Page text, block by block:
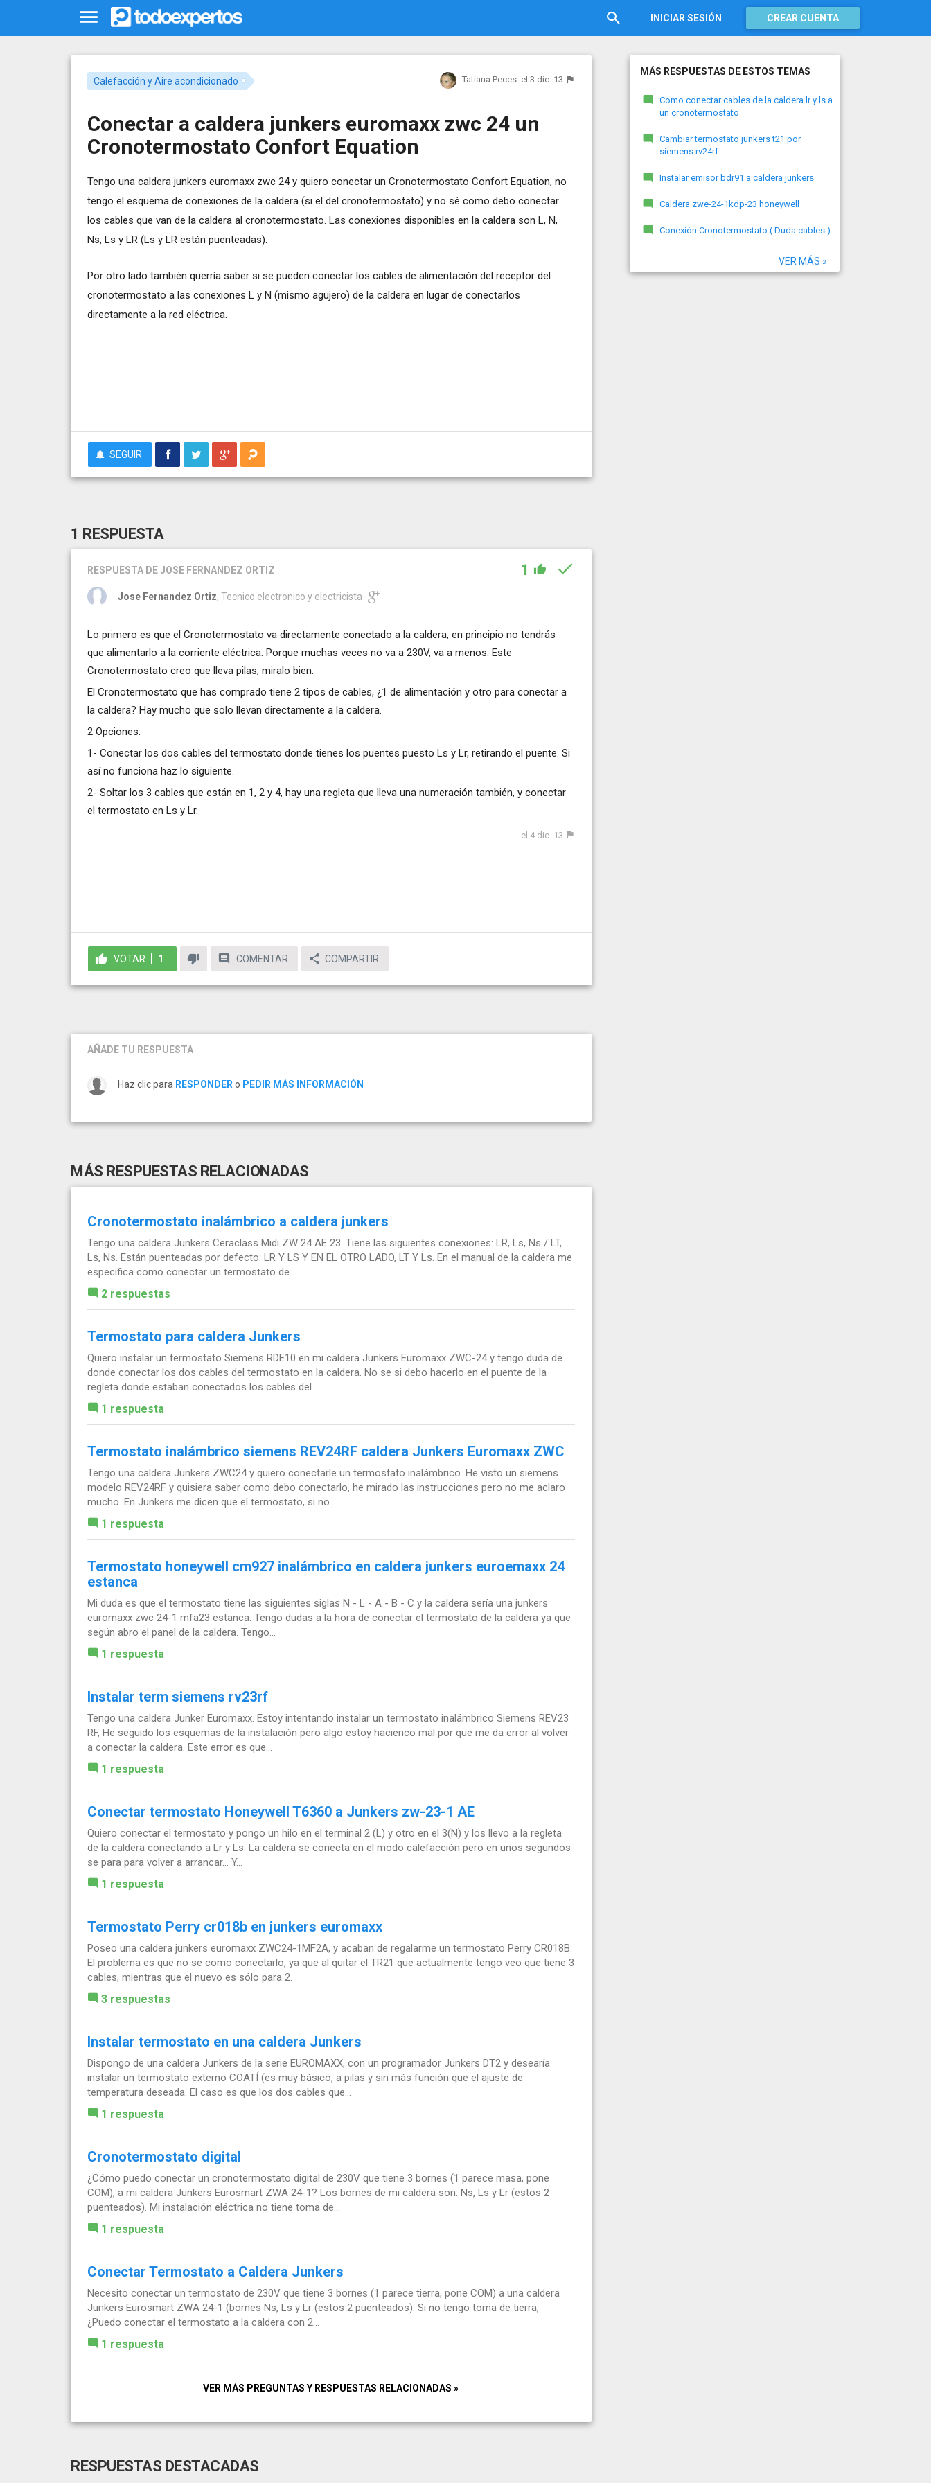
INICIAR SESIÓN CREAR CUENTA
Calefacción y Aire acondicionado Tatiana Peces el 3 dic. 13
Conectar a caldera junkers euromaxx zwc 24 un
Cronotermostato Confort Equation
Tengo una caldera junkers euromaxx zwc 24 y quiero conectar un Cronotermostato Confort Equation, no
tengo el esquema de conexiones de la caldera (si el del cronotermostato) y no sé como debo conectar
los cables que van de la caldera al cronotermostato. Las conexiones disponibles en la caldera son L, N,
Ns, Ls y LR (Ls y LR están puenteadas).
Por otro lado también querría saber si se pueden conectar los cables de alimentación del receptor del
cronotermostato a las conexiones L y N (mismo agujero) de la caldera en lugar de conectarlos
directamente a la red eléctrica.
SEGUIR
1 RESPUESTA
RESPUESTA DE JOSE FERNANDEZ ORTIZ 1
Jose Fernandez Ortiz, Tecnico electronico y electricista
Lo primero es que el Cronotermostato va directamente conectado a la caldera, en principio no tendrás
que alimentarlo a la corriente eléctrica. Porque muchas veces no va a 230V, va a menos. Este
Cronotermostato creo que lleva pilas, miralo bien.
El Cronotermostato que has comprado tiene 2 tipos de cables, ¿1 de alimentación y otro para conectar a
la caldera? Hay mucho que solo llevan directamente a la caldera.
2 Opciones:
1- Conectar los dos cables del termostato donde tienes los puentes puesto Ls y Lr, retirando el puente. Si
así no funciona haz lo siguiente.
2- Soltar los 3 cables que están en 1, 2 y 4, hay una regleta que lleva una numeración también, y conectar
el termostato en Ls y Lr.
el 4 dic. 13
VOTAR 1 COMENTAR COMPARTIR
AÑADE TU RESPUESTA
Haz clic para RESPONDER o PEDIR MÁS INFORMACIÓN
MÁS RESPUESTAS RELACIONADAS
Cronotermostato inalámbrico a caldera junkers
Tengo una caldera Junkers Ceraclass Midi ZW 24 AE 23. Tiene las siguientes conexiones: LR, Ls, Ns / LT,
Ls, Ns. Están puenteadas por defecto: LR Y LS Y EN EL OTRO LADO, LT Y Ls. En el manual de la caldera me
especifica como conectar un termostato de...
2 respuestas
Termostato para caldera Junkers
Quiero instalar un termostato Siemens RDE10 en mi caldera Junkers Euromaxx ZWC-24 y tengo duda de
donde conectar los dos cables del termostato en la caldera. No se si debo hacerlo en el puente de la
regleta donde estaban conectados los cables del...
1 respuesta
Termostato inalámbrico siemens REV24RF caldera Junkers Euromaxx ZWC
Tengo una caldera Junkers ZWC24 y quiero conectarle un termostato inalámbrico. He visto un siemens
modelo REV24RF y quisiera saber como debo conectarlo, he mirado las instrucciones pero no me aclaro
mucho. En Junkers me dicen que el termostato, si no...
1 respuesta
Termostato honeywell cm927 inalámbrico en caldera junkers euroemaxx 24
estanca
Mi duda es que el termostato tiene las siguientes siglas N - L - A - B - C y la caldera sería una junkers
euromaxx zwc 24-1 mfa23 estanca. Tengo dudas a la hora de conectar el termostato de la caldera ya que
según abro el panel de la caldera. Tengo...
1 respuesta
Instalar term siemens rv23rf
Tengo una caldera Junker Euromaxx. Estoy intentando instalar un termostato inalámbrico Siemens REV23
RF, He seguido los esquemas de la instalación pero algo estoy hacienco mal por que me da error al volver
a conectar la caldera. Este error es que...
1 respuesta
Conectar termostato Honeywell T6360 a Junkers zw-23-1 AE
Quiero conectar el termostato y pongo un hilo en el terminal 2 (L) y otro en el 3(N) y los llevo a la regleta
de la caldera conectando a Lr y Ls. La caldera se conecta en el modo calefacción pero en unos segundos
se para para volver a arrancar... Y...
1 respuesta
Termostato Perry cr018b en junkers euromaxx
Poseo una caldera junkers euromaxx ZWC24-1MF2A, y acaban de regalarme un termostato Perry CR018B.
El problema es que no se como conectarlo, ya que al quitar el TR21 que actualmente tengo veo que tiene 3
cables, mientras que el nuevo es sólo para 2.
3 respuestas
Instalar termostato en una caldera Junkers
Dispongo de una caldera Junkers de la serie EUROMAXX, con un programador Junkers DT2 y desearía
instalar un termostato externo COATÍ (es muy básico, a pilas y sin más función que el ajuste de
temperatura deseada. El caso es que los dos cables que...
1 respuesta
Cronotermostato digital
¿Cómo puedo conectar un cronotermostato digital de 230V que tiene 3 bornes (1 parece masa, pone
COM), a mi caldera Junkers Eurosmart ZWA 24-1? Los bornes de mi caldera son: Ns, Ls y Lr (estos 2
puenteados). Mi instalación eléctrica no tiene toma de...
1 respuesta
Conectar Termostato a Caldera Junkers
Necesito conectar un termostato de 230V que tiene 3 bornes (1 parece tierra, pone COM) a una caldera
Junkers Eurosmart ZWA 24-1 (bornes Ns, Ls y Lr (estos 2 puenteados). Si no tengo toma de tierra,
¿Puedo conectar el termostato a la caldera con 2...
1 respuesta
VER MÁS PREGUNTAS Y RESPUESTAS RELACIONADAS »
MÁS RESPUESTAS DE ESTOS TEMAS
Como conectar cables de la caldera lr y ls a
un cronotermostato
Cambiar termostato junkers t21 por
siemens rv24rf
Instalar emisor bdr91 a caldera junkers
Caldera zwe-24-1kdp-23 honeywell
Conexión Cronotermostato ( Duda cables )
VER MÁS »
RESPUESTAS DESTACADAS